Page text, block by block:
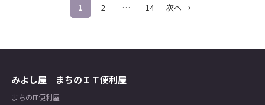
の
1 2 … 14 次へ →
みよし屋｜まちのＩＴ便利屋
まちのIT便利屋